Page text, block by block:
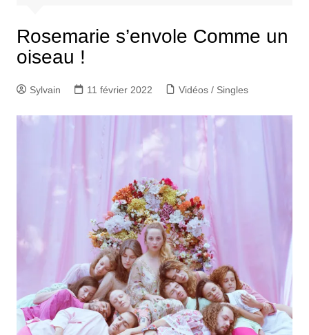
Rosemarie s’envole Comme un
oiseau !
Sylvain 11 février 2022 Vidéos / Singles